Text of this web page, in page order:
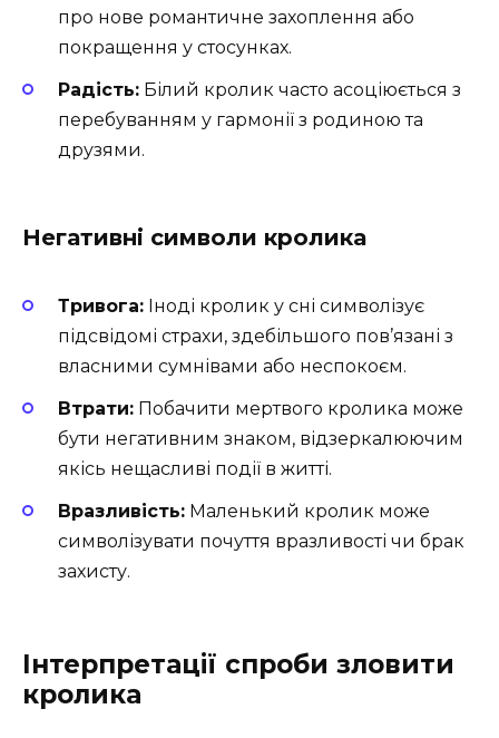
про нове романтичне захоплення або
покращення у стосунках.
Радість: Білий кролик часто асоціюється з
перебуванням у гармонії з родиною та
друзями.
Негативні символи кролика
Тривога: Іноді кролик у сні символізує
підсвідомі страхи, здебільшого пов’язані з
власними сумнівами або неспокоєм.
Втрати: Побачити мертвого кролика може
бути негативним знаком, відзеркалюючим
якісь нещасливі події в житті.
Вразливість: Маленький кролик може
символізувати почуття вразливості чи брак
захисту.
Інтерпретації спроби зловити
кролика